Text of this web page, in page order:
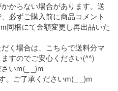
からない場合があります。送
必ずご購入前に商品コメント
同梱にて金額変更し再出品いた
く場合は、こちらで送料分マ
すのでご安心ください(^^)
いm(_ _)m
。ご了承くださいm(_ _)m